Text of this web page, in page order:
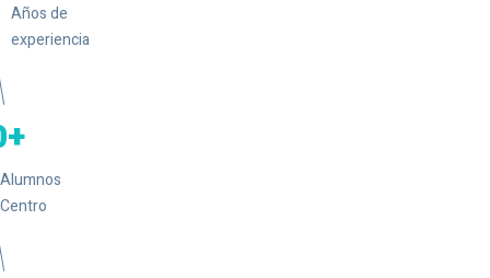
Años de
experiencia
Alumnos
Centro